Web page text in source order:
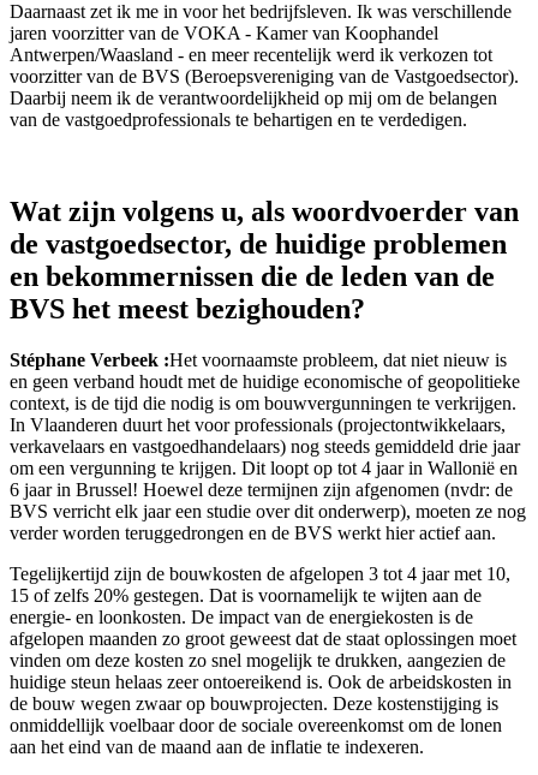
Daarnaast zet ik me in voor het bedrijfsleven. Ik was verschillende
jaren voorzitter van de VOKA - Kamer van Koophandel
Antwerpen/Waasland - en meer recentelijk werd ik verkozen tot
voorzitter van de BVS (Beroepsvereniging van de Vastgoedsector).
Daarbij neem ik de verantwoordelijkheid op mij om de belangen
van de vastgoedprofessionals te behartigen en te verdedigen.
Wat zijn volgens u, als woordvoerder van
de vastgoedsector, de huidige problemen
en bekommernissen die de leden van de
BVS het meest bezighouden?
Stéphane Verbeek :Het voornaamste probleem, dat niet nieuw is
en geen verband houdt met de huidige economische of geopolitieke
context, is de tijd die nodig is om bouwvergunningen te verkrijgen.
In Vlaanderen duurt het voor professionals (projectontwikkelaars,
verkavelaars en vastgoedhandelaars) nog steeds gemiddeld drie jaar
om een vergunning te krijgen. Dit loopt op tot 4 jaar in Wallonië en
6 jaar in Brussel! Hoewel deze termijnen zijn afgenomen (nvdr: de
BVS verricht elk jaar een studie over dit onderwerp), moeten ze nog
verder worden teruggedrongen en de BVS werkt hier actief aan.
Tegelijkertijd zijn de bouwkosten de afgelopen 3 tot 4 jaar met 10,
15 of zelfs 20% gestegen. Dat is voornamelijk te wijten aan de
energie- en loonkosten. De impact van de energiekosten is de
afgelopen maanden zo groot geweest dat de staat oplossingen moet
vinden om deze kosten zo snel mogelijk te drukken, aangezien de
huidige steun helaas zeer ontoereikend is. Ook de arbeidskosten in
de bouw wegen zwaar op bouwprojecten. Deze kostenstijging is
onmiddellijk voelbaar door de sociale overeenkomst om de lonen
aan het eind van de maand aan de inflatie te indexeren.